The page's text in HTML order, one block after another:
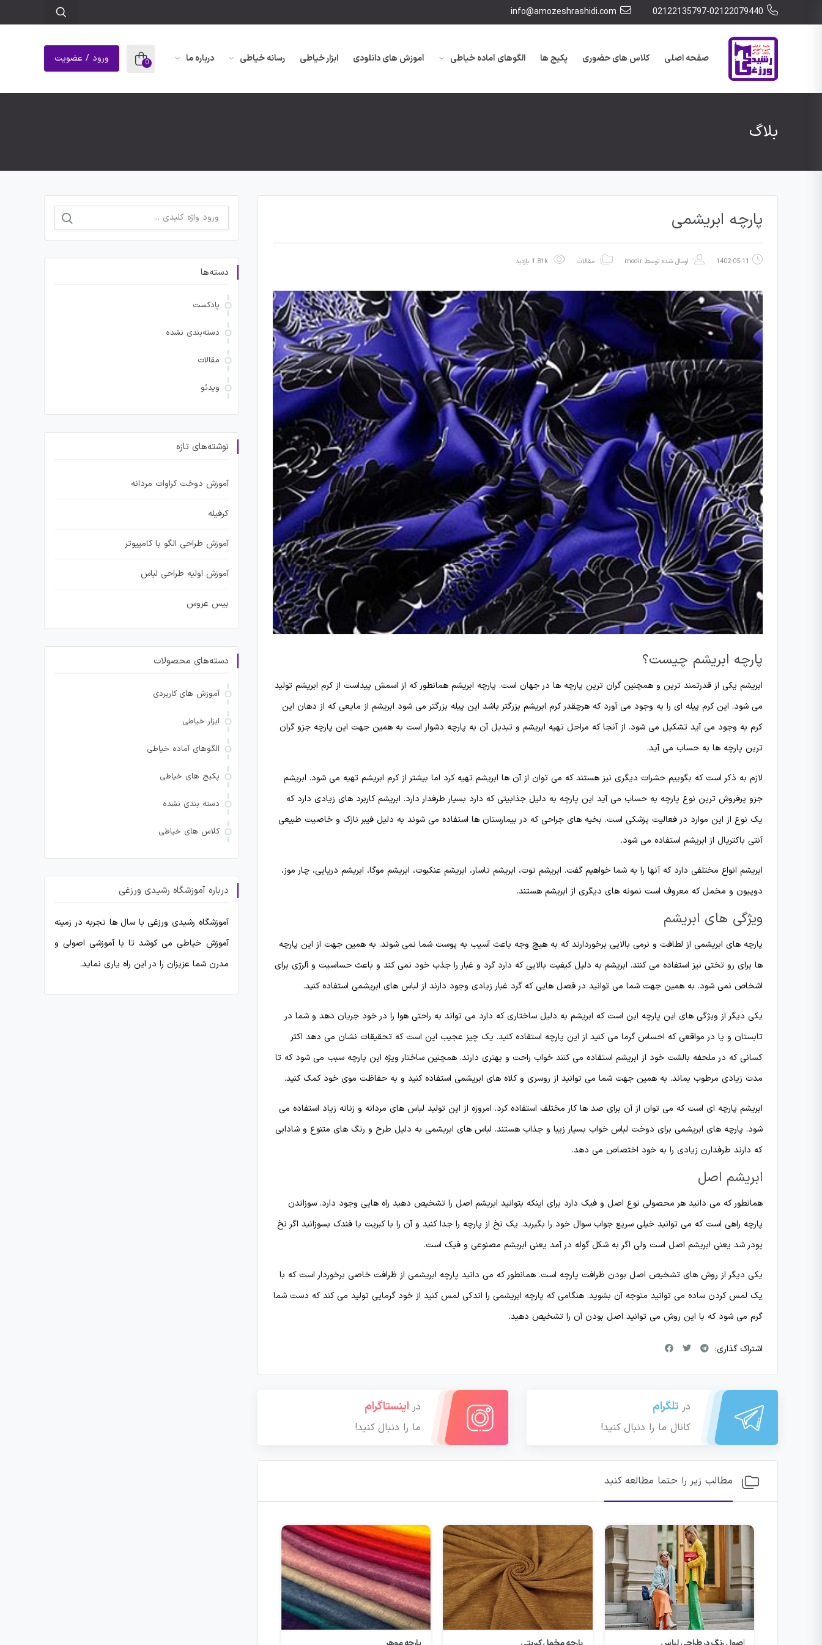
02122135797-02122079440
info@amozeshrashidi.com
صفحه اصلی کلاس های حضوری پکیج ها الگوهای آماده خیاطی آموزش های دانلودی ابزار خیاطی رسانه خیاطی درباره ما 0 ورود / عضویت
بلاگ
پارچه ابریشمی
1402-05-11 ارسال شده توسط modir مقالات
پارچه ابریشم چیست؟
ابریشم یکی از قدرتمند ترین و همچنین گران ترین پارچه ها در جهان است. پارچه ابریشم همانطور که از اسمش پیداست از کرم ابریشم تولید
می شود. این کرم پیله ای را به وجود می آورد که هرچقدر کرم ابریشم بزرگتر باشد این پیله بزرگتر می شود ابریشم از مایعی که از دهان این
کرم به وجود می آید تشکیل می شود. از آنجا که مراحل تهیه ابریشم و تبدیل آن به پارچه دشوار است به همین جهت این پارچه جزو گران
ترین پارچه ها به حساب می آید.
لازم به ذکر است که بگوییم حشرات دیگری نیز هستند که می توان از آن ها ابریشم تهیه کرد اما بیشتر از کرم ابریشم تهیه می شود. ابریشم
جزو پرفروش ترین نوع پارچه به حساب می آید این پارچه به دلیل جذابیتی که دارد بسیار طرفدار دارد. ابریشم کاربرد های زیادی دارد که
یک نوع از این موارد در فعالیت پزشکی است. بخیه های جراحی که در بیمارستان ها استفاده می شوند به دلیل فیبر نازک و خاصیت طبیعی
آنتی باکتریال از ابریشم استفاده می شود.
ابریشم انواع مختلفی دارد که آنها را به شما خواهیم گفت. ابریشم توت، ابریشم تاسار، ابریشم عنکبوت، ابریشم موگا، ابریشم دریایی، چار موز،
دوپیون و مخمل که معروف است نمونه های دیگری از ابریشم هستند.
ویژگی های ابریشم
پارچه های ابریشمی از لطافت و نرمی بالایی برخوردارند که به هیچ وجه باعث آسیب به پوست شما نمی شوند. به همین جهت از این پارچه
ها برای رو تختی نیز استفاده می کنند. ابریشم به دلیل کیفیت بالایی که دارد گرد و غبار را جذب خود نمی کند و باعث حساسیت و آلرژی برای
اشخاص نمی شود. به همین جهت شما می توانید در فصل هایی که گرد غبار زیادی وجود دارند از لباس های ابریشمی استفاده کنید.
یکی دیگر از ویژگی های این پارچه این است که ابریشم به دلیل ساختاری که دارد می تواند به راحتی هوا را در خود جریان دهد و شما در
تابستان و یا در مواقعی که احساس گرما می کنید از این پارچه استفاده کنید. یک چیز عجیب این است که تحقیقات نشان می دهد اکثر
کسانی که در ملحفه بالشت خود از ابریشم استفاده می کنند خواب راحت و بهتری دارند. همچنین ساختار ویژه این پارچه سبب می شود که تا
مدت زیادی مرطوب بماند. به همین جهت شما می توانید از روسری و کلاه های ابریشمی استفاده کنید و به حفاظت موی خود کمک کنید.
ابریشم پارچه ای است که می توان از آن برای صد ها کار مختلف استفاده کرد. امروزه از این تولید لباس های مردانه و زنانه زیاد استفاده می
شود. پارچه های ابریشمی برای دوخت لباس خواب بسیار زیبا و جذاب هستند. لباس های ابریشمی به دلیل طرح و رنگ های متنوع و شادابی
که دارند طرفدارن زیادی را به خود اختصاص می دهد.
ابریشم اصل
همانطور که می دانید هر محصولی نوع اصل و فیک دارد برای اینکه بتوانید ابریشم اصل را تشخیص دهید راه هایی وجود دارد. سوزاندن
پارچه راهی است که می توانید خیلی سریع جواب سوال خود را بگیرید. یک نخ از پارچه را جدا کنید و آن را با کبریت یا فندک بسوزانید اگر نخ
پودر شد یعنی ابریشم اصل است ولی اگر به شکل گوله در آمد یعنی ابریشم مصنوعی و فیک است.
یکی دیگر از روش های تشخیص اصل بودن ظرافت پارچه است. همانطور که می دانید پارچه ابریشمی از ظرافت خاصی برخوردار است که با
یک لمس کردن ساده می توانید متوجه آن بشوید. هنگامی که پارچه ابریشمی را اندکی لمس کنید از خود گرمایی تولید می کند که دست شما
گرم می شود که با این روش می توانید اصل بودن آن را تشخیص دهید.
اشتراک گذاری:
در تلگرام
کانال ما را دنبال کنید!
در اینستاگرام
ما را دنبال کنید!
مطالب زیر را حتما مطالعه کنید
جستجو
دسته‌ها
پادکست
دسته‌بندی نشده
مقالات
ویدئو
نوشته‌های تازه
آموزش دوخت کراوات مردانه
کرفیله
آموزش طراحی الگو با کامپیوتر
آموزش اولیه طراحی لباس
بیس عروس
دسته‌های محصولات
آموزش های کاربردی
ابزار خیاطی
الگوهای آماده خیاطی
پکیج های خیاطی
دسته بندی نشده
کلاس های خیاطی
درباره آموزشگاه رشیدی ورزغی
آموزشگاه رشیدی ورزغی با سال ها تجربه در زمینه
آموزش خیاطی می کوشد تا با آموزشی اصولی و
مدرن شما عزیزان را در این راه یاری نماید.